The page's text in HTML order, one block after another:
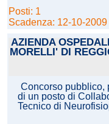
Posti: 1
Scadenza: 12-10-2009
AZIENDA
MORELLI' DI
Concorso pubblico,
di un posto di
Tecnico di